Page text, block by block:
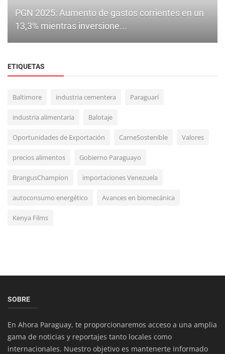
PGN 2025: Aumento de gastos corrientes en un
13,3% mientras inversione...
Economía
Impacto del Cambio de Feriados en Paraguay:
ETIQUETAS
Baltimore industria cementera Paraguarí
industria alimentaria Balotaje
Oportunidades de Exportación CarneSostenible Valores
precios alimentos Gobierno Paraguayo
BrangusChampion importaciones Venezuela
autoconsumo energético Avances en biomecánica
Kenya Films
SOBRE
En Ahora Paraguay, te proporcionaremos acceso a una amplia
gama de noticias y reportajes tanto locales como
internacionales. Nuestro objetivo es mantenerte informado